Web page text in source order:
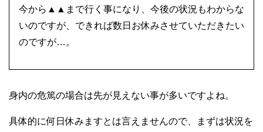
今から▲▲まで行く事になり、今後の状況もわからな
いのですが、できれば数日お休みさせていただきたい
のですが…。
身内の危篤の場合は先が見えない事が多いですよね。
具体的に何日休みますとは言えませんので、まずは状況を